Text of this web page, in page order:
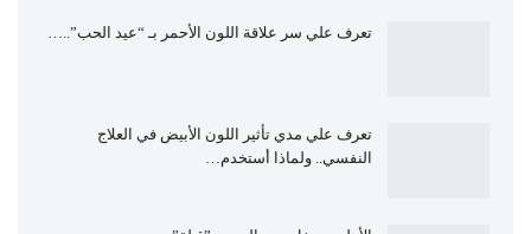
تعرف علي سر علاقة اللون الأحمر بـ “عيد الحب”..…
تعرف علي مدي تأثير اللون الأبيض في العلاج
النفسي.. ولماذا أستخدم…